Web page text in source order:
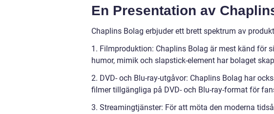
En Presentation av
Chaplins Bolag erbjuder ett brett spektrum av
1. Filmproduktion: Chaplins Bolag är mest känd för
humor, mimik och slapstick-element har bolaget
2. DVD- och Blu-ray-utgåvor: Chaplins Bolag har
filmer tillgängliga på DVD- och Blu-ray-format för
3. Streamingtjänster: För att möta den moderna